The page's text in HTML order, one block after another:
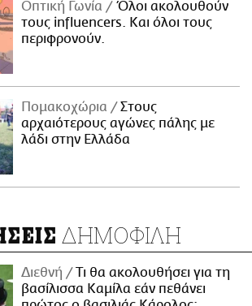
Οπτική Γωνία
Όλοι ακολουθούν
τους influencers. Και όλοι τους
περιφρονούν.
Πομακοχώρια
Στους
αρχαιότερους αγώνες πάλης με
λάδι στην Ελλάδα
ΔΗΜΟΦΙΛΗ
Διεθνή
Τι θα ακολουθήσει για τη
βασίλισσα Καμίλα εάν πεθάνει